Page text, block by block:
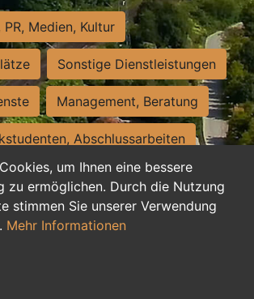
um Ihnen eine bessere
zu ermöglichen. Durch die Nutzung
stimmen Sie unserer Verwendung
Mehr Informationen
Medien, Kultur
Sonstige Dienstleistungen
Management, Beratung
Abschlussarbeiten
Assistenz, Sekretariat
und Nebenjobs
Studium, duale Ausbildung